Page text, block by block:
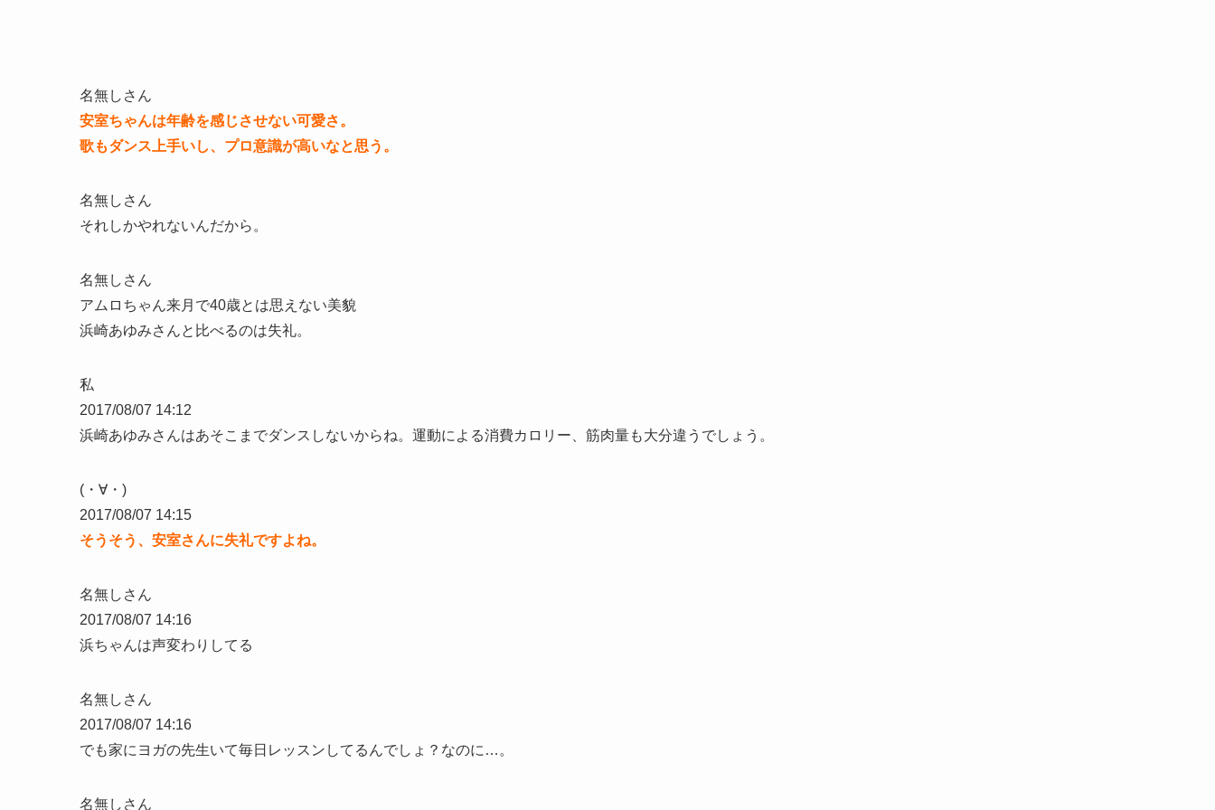
名無しさん
安室ちゃんは年齢を感じさせない可愛さ。
歌もダンス上手いし、プロ意識が高いなと思う。
名無しさん
それしかやれないんだから。
名無しさん
アムロちゃん来月で40歳とは思えない美貌
浜崎あゆみさんと比べるのは失礼。
私
2017/08/07 14:12
浜崎あゆみさんはあそこまでダンスしないからね。運動による消費カロリー、筋肉量も大分違うでしょう。
(・∀・)
2017/08/07 14:15
そうそう、安室さんに失礼ですよね。
名無しさん
2017/08/07 14:16
浜ちゃんは声変わりしてる
名無しさん
2017/08/07 14:16
でも家にヨガの先生いて毎日レッスンしてるんでしょ？なのに…。
名無しさん